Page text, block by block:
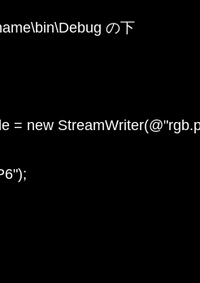
の下
= new